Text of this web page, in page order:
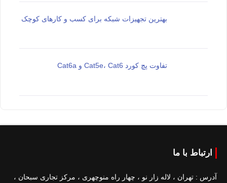
بهترین تجهیزات شبکه برای کسب و کارهای کوچک
تفاوت پچ کورد Cat5e، Cat6 و Cat6a
ارتباط با ما
آدرس : تهران ، لاله زار نو ، چهار راه منوچهری ، مرکز تجاری سبحان ،